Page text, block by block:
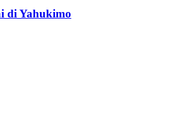
di Yahukimo